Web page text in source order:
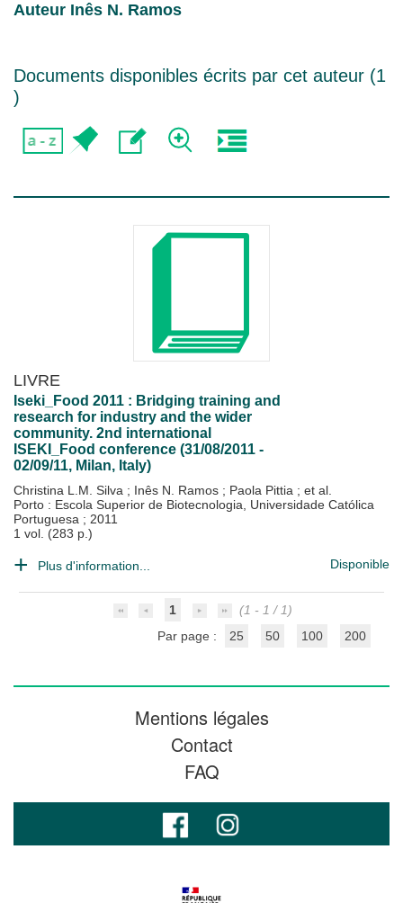
Auteur Inês N. Ramos
Documents disponibles écrits par cet auteur (1
)
LIVRE
Iseki_Food 2011 : Bridging training and
research for industry and the wider
community. 2nd international
ISEKI_Food conference (31/08/2011 -
02/09/11, Milan, Italy)
Christina L.M. Silva ; Inês N. Ramos ; Paola Pittia ; et al.
Porto : Escola Superior de Biotecnologia, Universidade Católica
Portuguesa ; 2011
1 vol. (283 p.)
Plus d'information... Disponible
1
(1 - 1 / 1)
Par page :
25 50 100 200
Mentions légales
Contact
FAQ